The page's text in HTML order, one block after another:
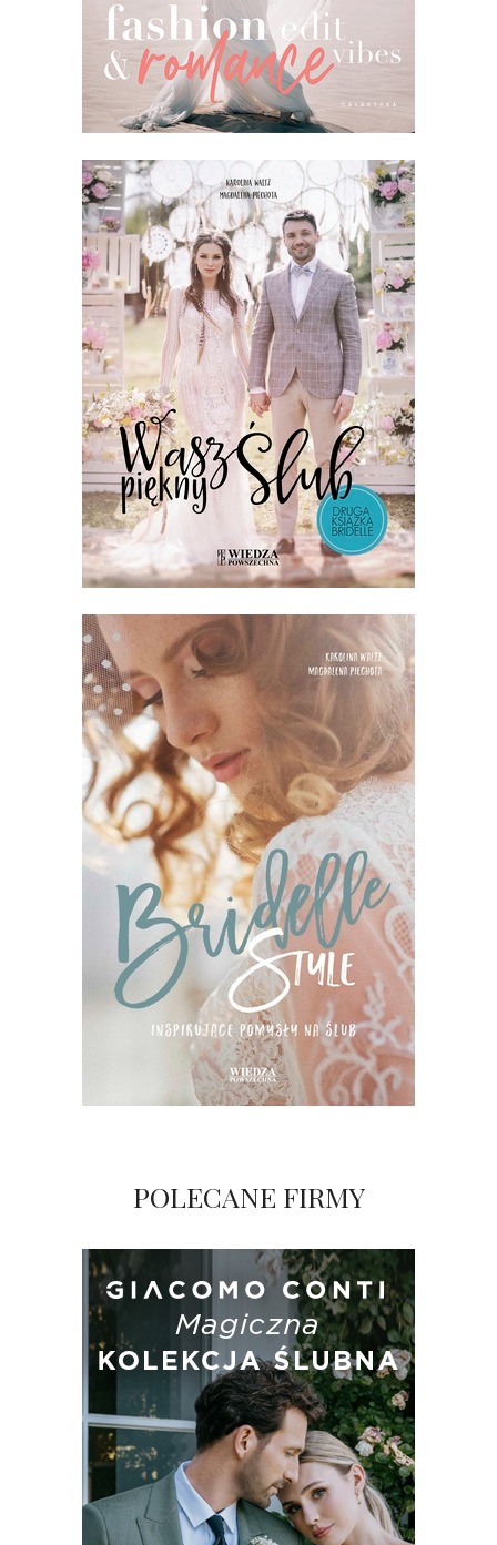
POLECANE FIRMY